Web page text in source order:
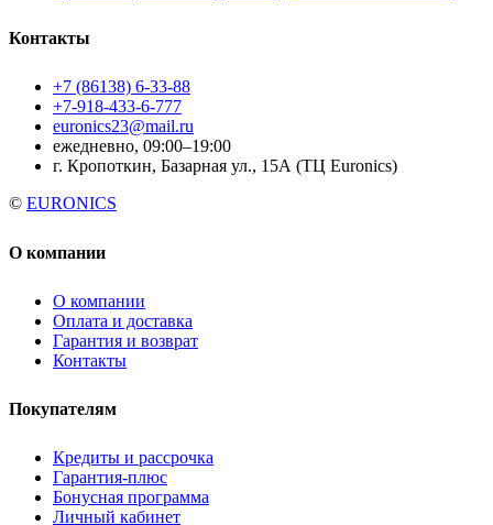
Контакты
+7 (86138) 6-33-88
+7-918-433-6-777
euronics23@mail.ru
ежедневно, 09:00–19:00
г. Кропоткин, Базарная ул., 15А (ТЦ Euronics)
© EURONICS
О компании
О компании
Оплата и доставка
Гарантия и возврат
Контакты
Покупателям
Кредиты и рассрочка
Гарантия-плюс
Бонусная программа
Личный кабинет